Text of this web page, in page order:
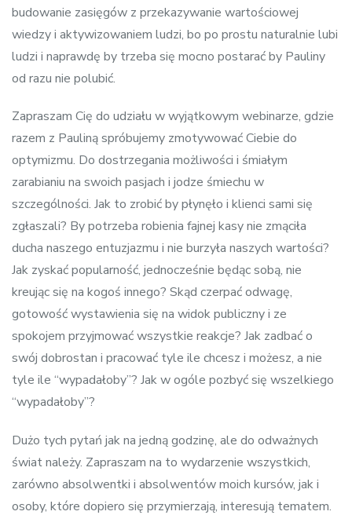
budowanie zasięgów z przekazywanie wartościowej
wiedzy i aktywizowaniem ludzi, bo po prostu naturalnie lubi
ludzi i naprawdę by trzeba się mocno postarać by Pauliny
od razu nie polubić.
Zapraszam Cię do udziału w wyjątkowym webinarze, gdzie
razem z Pauliną spróbujemy zmotywować Ciebie do
optymizmu. Do dostrzegania możliwości i śmiałym
zarabianiu na swoich pasjach i jodze śmiechu w
szczególności. Jak to zrobić by płynęło i klienci sami się
zgłaszali? By potrzeba robienia fajnej kasy nie zmąciła
ducha naszego entuzjazmu i nie burzyła naszych wartości?
Jak zyskać popularność, jednocześnie będąc sobą, nie
kreując się na kogoś innego? Skąd czerpać odwagę,
gotowość wystawienia się na widok publiczny i ze
spokojem przyjmować wszystkie reakcje? Jak zadbać o
swój dobrostan i pracować tyle ile chcesz i możesz, a nie
tyle ile “wypadałoby”? Jak w ogóle pozbyć się wszelkiego
“wypadałoby”?
Dużo tych pytań jak na jedną godzinę, ale do odważnych
świat należy. Zapraszam na to wydarzenie wszystkich,
zarówno absolwentki i absolwentów moich kursów, jak i
osoby, które dopiero się przymierzają, interesują tematem.